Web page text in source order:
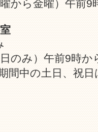
午前9時か
）午前9時か
祝日は、